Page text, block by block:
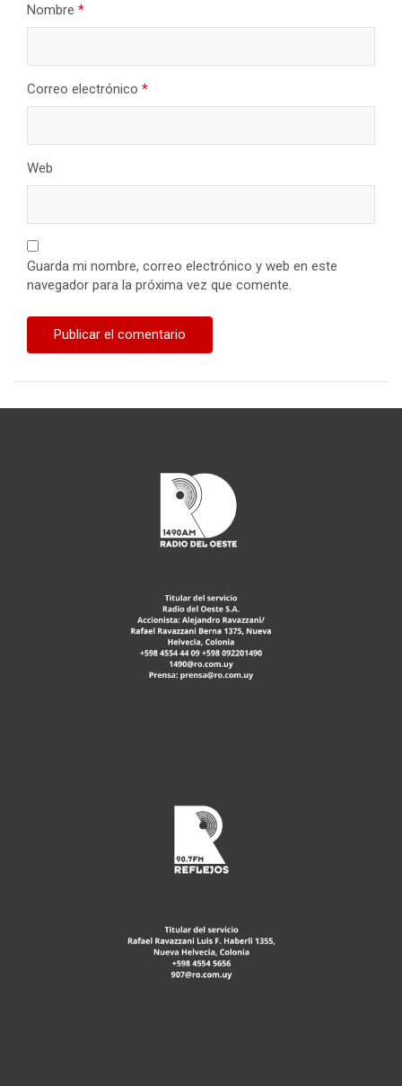
Nombre *
Correo electrónico *
Web
Guarda mi nombre, correo electrónico y web en este
navegador para la próxima vez que comente.